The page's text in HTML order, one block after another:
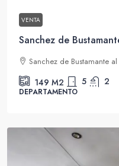
VENTA
Sanchez de
Sanchez de Bustamante
149 M2 5 2
DEPARTAMENTO